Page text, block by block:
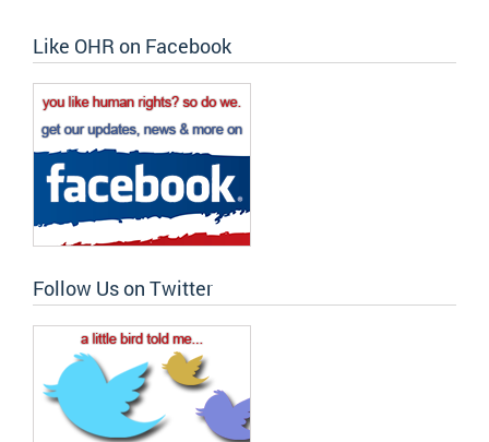
Like OHR on Facebook
Follow Us on Twitter